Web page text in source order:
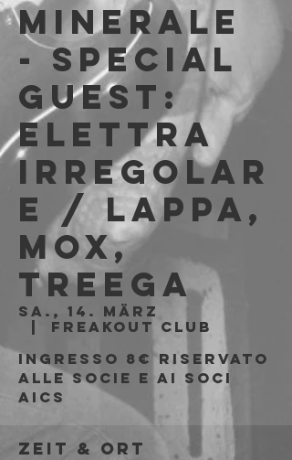
MINERALE
- Special
guest:
Elettra
Irregolar
e / Lappa,
Mox,
Treega
Sa., 14. März
Freakout Club
Ingresso 8€ riservato
alle socie e ai soci
AICS
Zeit & Ort